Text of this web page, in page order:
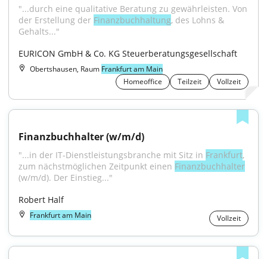
"...durch eine qualitative Beratung zu gewährleisten. Von
der Erstellung der Finanzbuchhaltung, des Lohns &
Gehalts..."
EURICON GmbH & Co. KG Steuerberatungsgesellschaft
Obertshausen, Raum Frankfurt am Main
Homeoffice
Teilzeit Vollzeit
Finanzbuchhalter (w/m/d)
"...in der IT-Dienstleistungsbranche mit Sitz in Frankfurt,
zum nächstmöglichen Zeitpunkt einen Finanzbuchhalter
(w/m/d). Der Einstieg..."
Robert Half
Frankfurt am Main Vollzeit